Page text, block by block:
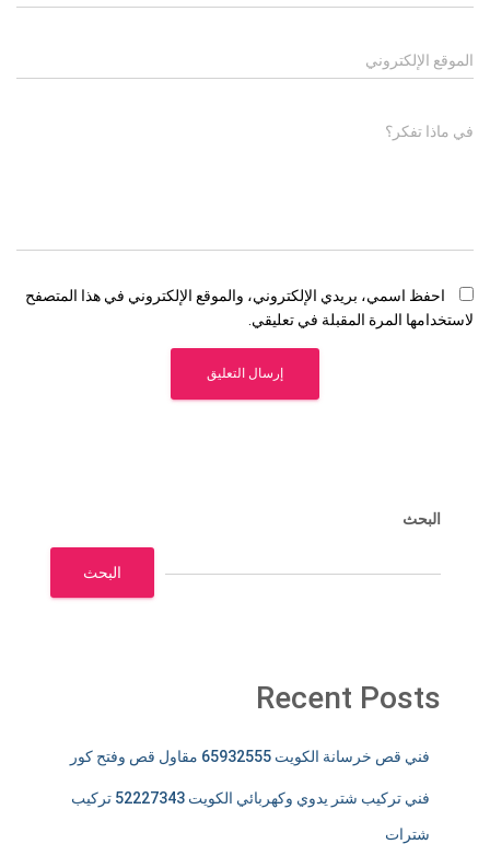
الموقع الإلكتروني
في ماذا تفكر؟
احفظ اسمي، بريدي الإلكتروني، والموقع الإلكتروني في هذا المتصفح
لاستخدامها المرة المقبلة في تعليقي.
البحث
البحث
Recent Posts
فني قص خرسانة الكويت 65932555 مقاول قص وفتح كور
فني تركيب شتر يدوي وكهربائي الكويت 52227343 تركيب
شترات